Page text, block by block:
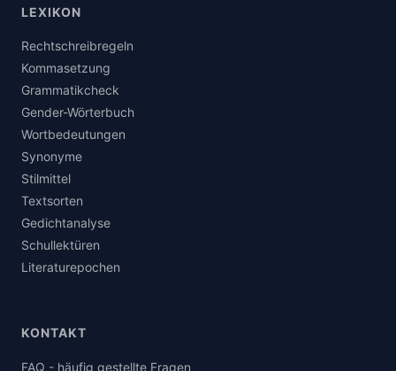
LEXIKON
Rechtschreibregeln
Kommasetzung
Grammatikcheck
Gender-Wörterbuch
Wortbedeutungen
Synonyme
Stilmittel
Textsorten
Gedichtanalyse
Schullektüren
Literaturepochen
KONTAKT
FAQ - häufig gestellte Fragen